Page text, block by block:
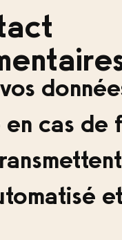
cas de